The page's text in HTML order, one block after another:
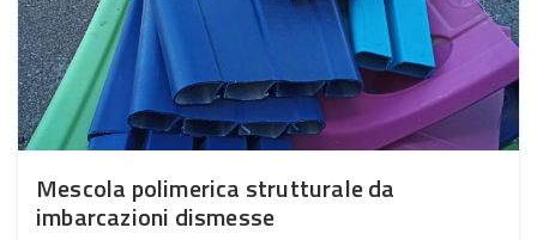
Mescola polimerica strutturale da
imbarcazioni dismesse